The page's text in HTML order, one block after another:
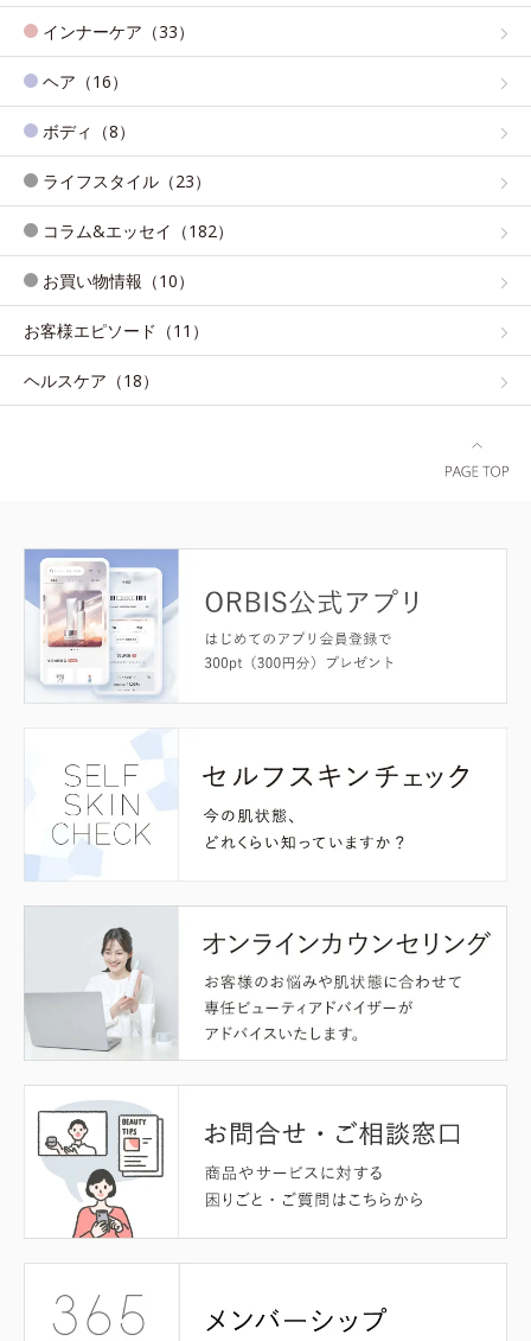
インナーケア（33）
ヘア（16）
ボディ（8）
ライフスタイル（23）
コラム&エッセイ（182）
お買い物情報（10）
お客様エピソード（11）
ヘルスケア（18）